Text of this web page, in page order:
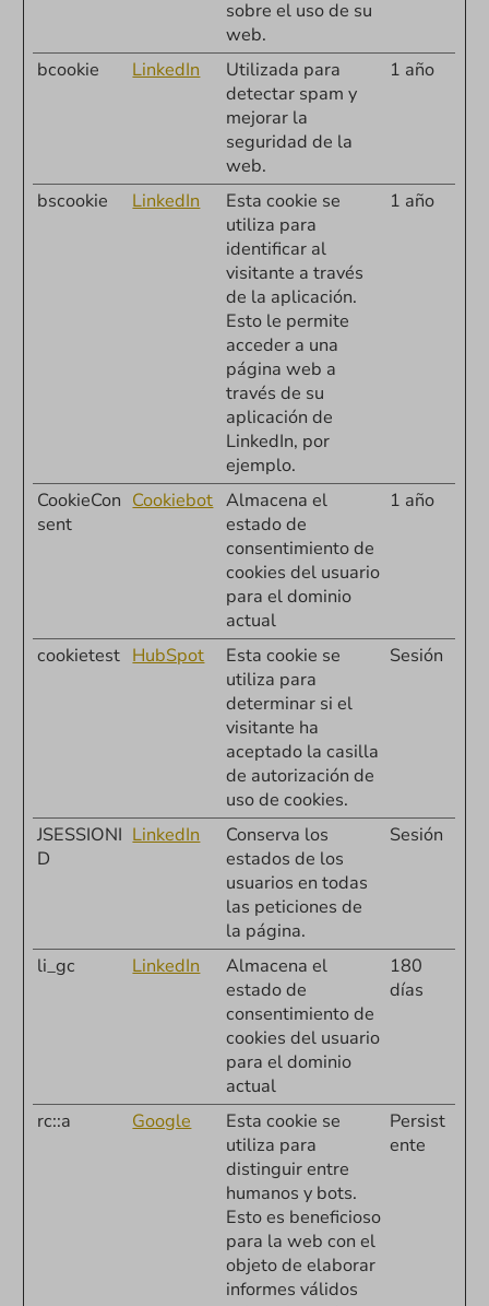
sobre el uso de su
web.
bcookie LinkedIn
Utilizada para
detectar spam y
mejorar la
seguridad de la
web.
1 año
bscookie LinkedIn
Esta cookie se
utiliza para
identificar al
visitante a través
de la aplicación.
Esto le permite
acceder a una
página web a
través de su
aplicación de
LinkedIn, por
ejemplo.
1 año
CookieCon
sent
Cookiebot Almacena el
estado de
consentimiento de
cookies del usuario
para el dominio
actual
1 año
cookietest HubSpot
Esta cookie se
utiliza para
determinar si el
visitante ha
aceptado la casilla
de autorización de
uso de cookies.
Sesión
JSESSIONI
D
LinkedIn
Conserva los
estados de los
usuarios en todas
las peticiones de
la página.
Sesión
li_gc LinkedIn
Almacena el
estado de
consentimiento de
cookies del usuario
para el dominio
actual
180
días
rc::a Google
Esta cookie se
utiliza para
distinguir entre
humanos y bots.
Esto es beneficioso
para la web con el
objeto de elaborar
informes válidos
Persist
ente